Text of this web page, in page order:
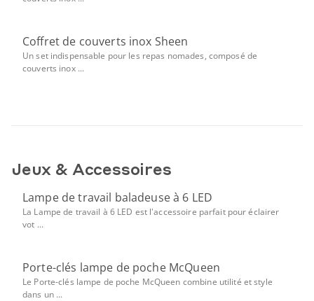
Coffret de couverts inox Sheen
Un set indispensable pour les repas nomades, composé de
couverts inox ...
Jeux & Accessoires
Lampe de travail baladeuse à 6 LED
La Lampe de travail à 6 LED est l'accessoire parfait pour éclairer
vot ...
Porte-clés lampe de poche McQueen
Le Porte-clés lampe de poche McQueen combine utilité et style
dans un ...